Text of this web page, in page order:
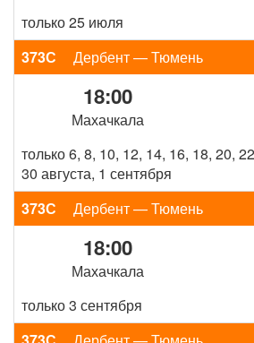
только 25 июля
373С
Дербент — Тюмень
18:00
Махачкала
только 6, 8, 10, 12, 14, 16, 18, 20,
30 августа, 1 сентября
373С
Дербент — Тюмень
18:00
Махачкала
только 3 сентября